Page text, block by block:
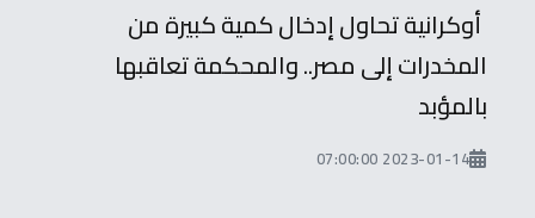
أوكرانية تحاول إدخال كمية كبيرة من
المخدرات إلى مصر.. والمحكمة تعاقبها
بالمؤبد
2023-01-14 07:00:00